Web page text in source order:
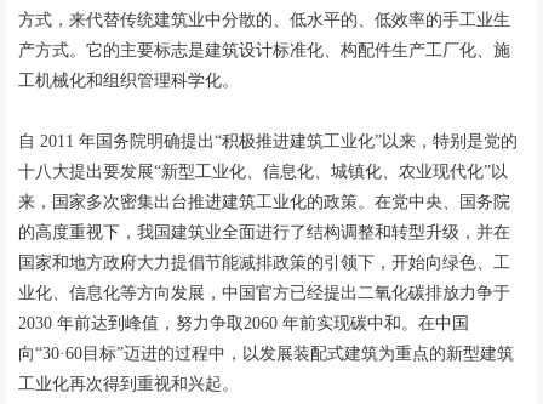
方式，来代替传统建筑业中分散的、低水平的、低效率的手工业生
产方式。它的主要标志是建筑设计标准化、构配件生产工厂化、施
工机械化和组织管理科学化。
自 2011 年国务院明确提出“积极推进建筑工业化”以来，特别是党的
十八大提出要发展“新型工业化、信息化、城镇化、农业现代化”以
来，国家多次密集出台推进建筑工业化的政策。在党中央、国务院
的高度重视下，我国建筑业全面进行了结构调整和转型升级，并在
国家和地方政府大力提倡节能减排政策的引领下，开始向绿色、工
业化、信息化等方向发展，中国官方已经提出二氧化碳排放力争于
2030 年前达到峰值，努力争取2060 年前实现碳中和。在中国
向“30·60目标”迈进的过程中，以发展装配式建筑为重点的新型建筑
工业化再次得到重视和兴起。